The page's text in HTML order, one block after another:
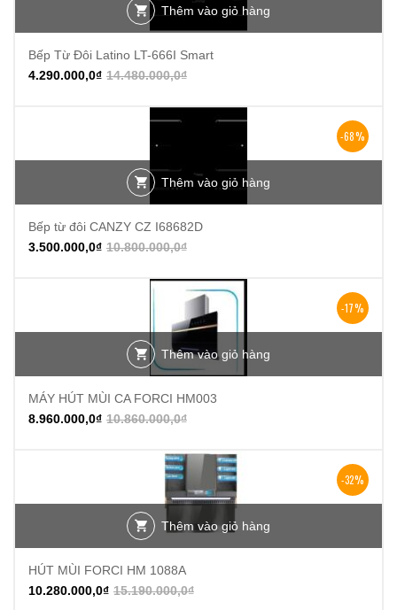
Thêm vào giỏ hàng
Bếp Từ Đôi Latino LT-666I Smart
14.480.000,0₫
4.290.000,0₫
-68%
Thêm vào giỏ hàng
Bếp từ đôi CANZY CZ I68682D
10.800.000,0₫
3.500.000,0₫
-17%
Thêm vào giỏ hàng
MÁY HÚT MÙI CA FORCI HM003
10.860.000,0₫
8.960.000,0₫
-32%
Thêm vào giỏ hàng
HÚT MÙI FORCI HM 1088A
15.190.000,0₫
10.280.000,0₫